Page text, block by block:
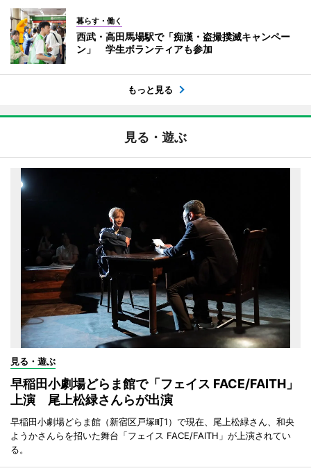
暮らす・働く
西武・高田馬場駅で「痴漢・盗撮撲滅キャンペー
ン」 学生ボランティアも参加
もっと見る
見る・遊ぶ
見る・遊ぶ
早稲田小劇場どらま館で「フェイス FACE/FAITH」
上演 尾上松緑さんらが出演
早稲田小劇場どらま館（新宿区戸塚町1）で現在、尾上松緑さん、和央
ようかさんらを招いた舞台「フェイス FACE/FAITH」が上演されてい
る。